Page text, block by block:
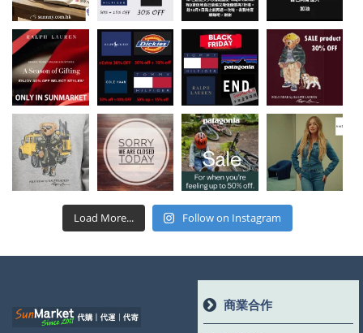
Load More... Follow on Instagram
商業合作